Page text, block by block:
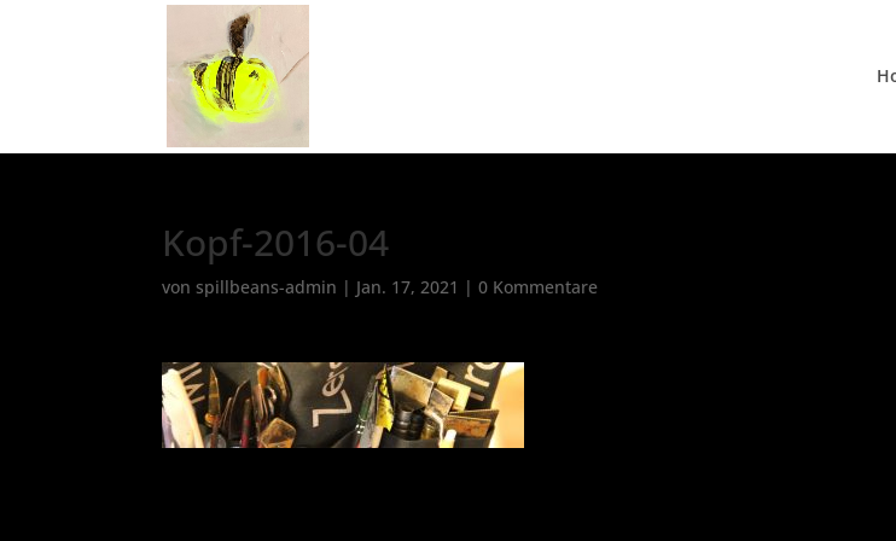
Kopf-2016-04
von spillbeans-admin | Jan. 17, 2021 |0 Kommentare